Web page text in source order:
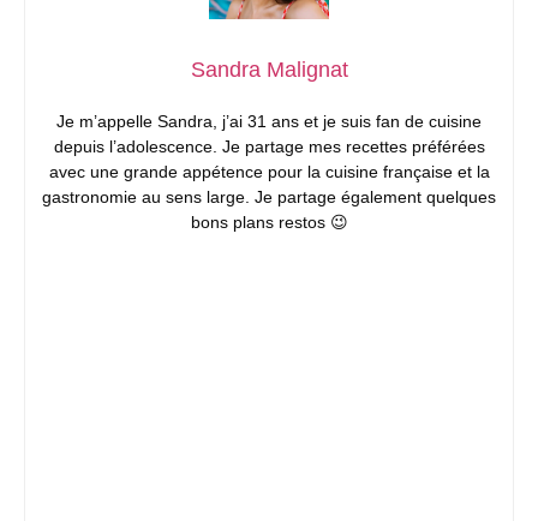
Sandra Malignat
Je m’appelle Sandra, j’ai 31 ans et je suis fan de cuisine
depuis l’adolescence. Je partage mes recettes préférées
avec une grande appétence pour la cuisine française et la
gastronomie au sens large. Je partage également quelques
bons plans restos 😉